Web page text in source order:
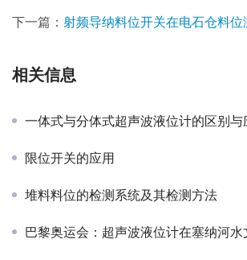
下一篇： 射频导纳料位开关在电石仓料位
相关信息
一体式与分体式超声波液位计的区别与
限位开关的应用
堆料料位的检测系统及其检测方法
巴黎奥运会：超声波液位计在塞纳河